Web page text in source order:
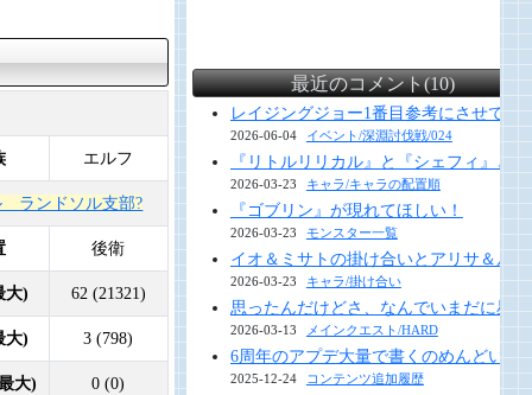
エルフ
ランドソル支部?
後衛
大) 62 (21321)
大) 3 (798)
大) 0 (0)
最近のコメント(10)
レイジングジョー1番目参考にさせてい
2026-06-04 イベント/深淵討伐戦/024
『リトルリリカル』と『シェフィ』と
2026-03-23 キャラ/キャラの配置順
『ゴブリン』が現れてほしい！
2026-03-23 モンスター一覧
イオ＆ミサトの掛け合いとアリサ＆ル
2026-03-23 キャラ/掛け合い
思ったんだけどさ、なんでいまだに星
2026-03-13 メインクエスト/HARD
6周年のアプデ大量で書くのめんどい 今
2025-12-24 コンテンツ追加履歴